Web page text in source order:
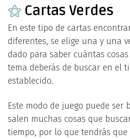
⚝ Cartas Verdes
En este tipo de cartas
diferentes, se elige una y una
dado para saber cuántas
tema deberás de buscar en el
establecido.
Este modo de juego puede
salen muchas cosas que
tiempo, por lo que tendrás